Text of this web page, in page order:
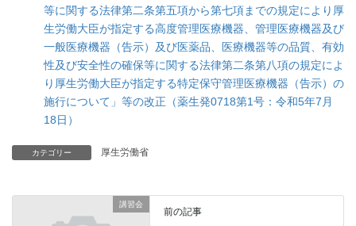
等に関する法律第二条第五項から第七項までの規定により厚
生労働大臣が指定する高度管理医療機器、管理医療機器及び
一般医療機器（告示）及び医薬品、医療機器等の品質、有効
性及び安全性の確保等に関する法律第二条第八項の規定によ
り厚生労働大臣が指定する特定保守管理医療機器（告示）の
施行について」等の改正（薬生発0718第1号：令和5年7月
18日）
カテゴリー 厚生労働省
講習会
前の記事